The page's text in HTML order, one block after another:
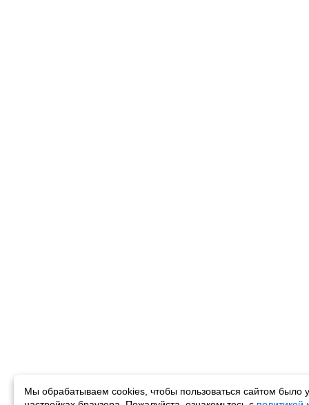
Мы обрабатываем cookies, чтобы пользоваться сайтом было